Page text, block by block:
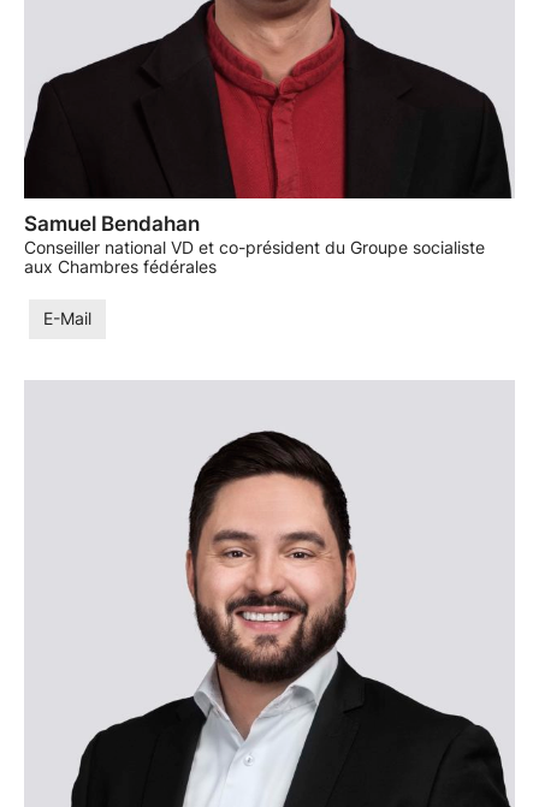
Samuel Bendahan
Conseiller national VD et co-président du Groupe socialiste
aux Chambres fédérales
E-Mail